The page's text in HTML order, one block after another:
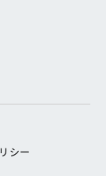
シー